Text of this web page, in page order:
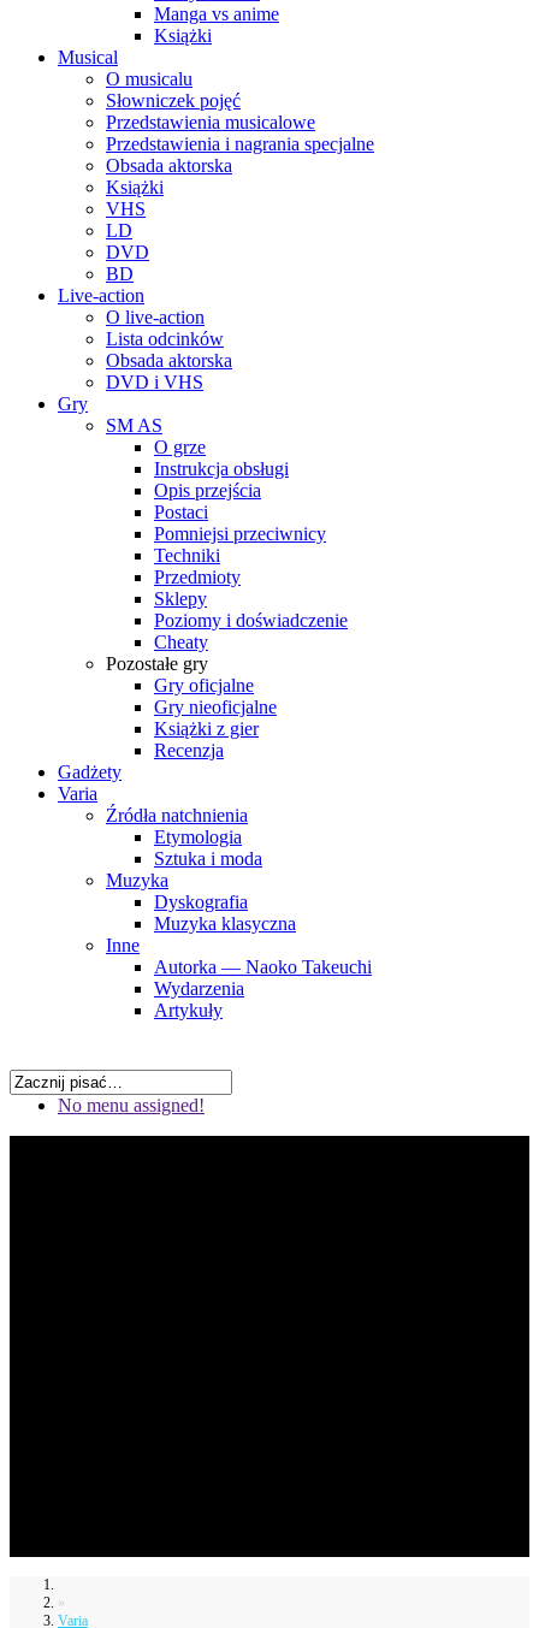
Manga vs anime
Książki
Musical
O musicalu
Słowniczek pojęć
Przedstawienia musicalowe
Przedstawienia i nagrania specjalne
Obsada aktorska
Książki
VHS
LD
DVD
BD
Live-action
O live-action
Lista odcinków
Obsada aktorska
DVD i VHS
Gry
SM AS
O grze
Instrukcja obsługi
Opis przejścia
Postaci
Pomniejsi przeciwnicy
Techniki
Przedmioty
Sklepy
Poziomy i doświadczenie
Cheaty
Pozostałe gry
Gry oficjalne
Gry nieoficjalne
Książki z gier
Recenzja
Gadżety
Varia
Źródła natchnienia
Etymologia
Sztuka i moda
Muzyka
Dyskografia
Muzyka klasyczna
Inne
Autorka — Naoko Takeuchi
Wydarzenia
Artykuły
No menu assigned!
»
Varia